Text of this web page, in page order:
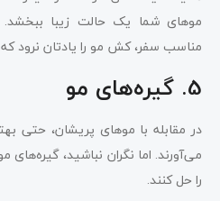
موهای شما یک حالت زیبا
مناسب سفر، کش مو را یادتان نرود که
5. گیره‌های مو
در مقابله با موهای پریشان،
می‌آورند. اما نگران نباشید،
را حل کنند.